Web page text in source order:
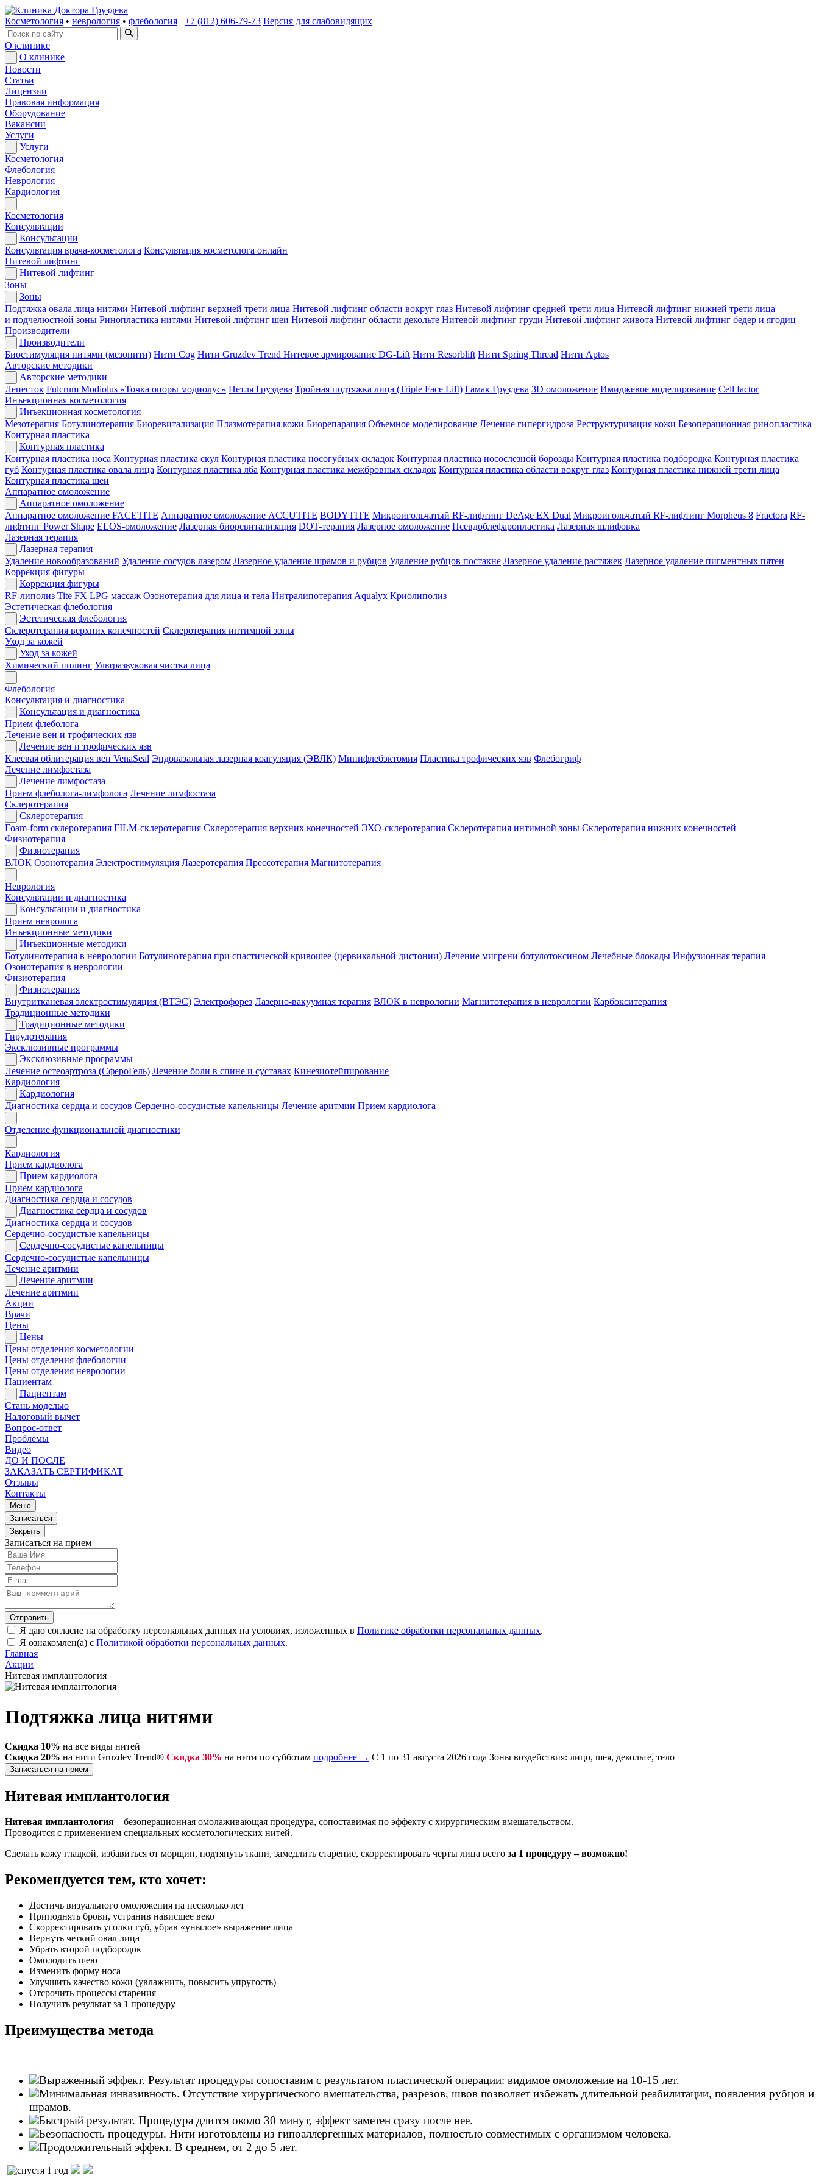
Косметология • неврология • флебология +7 (812) 606-79-73 Версия для слабовидящих
О клинике
О клинике
Новости
Статьи
Лицензии
Правовая информация
Оборудование
Вакансии
Услуги
Услуги
Косметология
Флебология
Неврология
Кардиология
Косметология
Консультации
Консультации
Консультация врача-косметолога Консультация косметолога онлайн
Нитевой лифтинг
Нитевой лифтинг
Зоны
Зоны
Подтяжка овала лица нитями Нитевой лифтинг верхней трети лица Нитевой лифтинг области вокруг глаз Нитевой лифтинг средней трети лица Нитевой лифтинг нижней трети лица
и подчелюстной зоны Ринопластика нитями Нитевой лифтинг шеи Нитевой лифтинг области декольте Нитевой лифтинг груди Нитевой лифтинг живота Нитевой лифтинг бедер и ягодиц
Производители
Производители
Биостимуляция нитями (мезонити) Нити Cog Нити Gruzdev Trend Нитевое армирование DG-Lift Нити Resorblift Нити Spring Thread Нити Aptos
Авторские методики
Авторские методики
Лепесток Fulcrum Modiolus «Точка опоры модиолус» Петля Груздева Тройная подтяжка лица (Triple Face Lift) Гамак Груздева 3D омоложение Имиджевое моделирование Cell factor
Инъекционная косметология
Инъекционная косметология
Мезотерапия Ботулинотерапия Биоревитализация Плазмотерапия кожи Биорепарация Объемное моделирование Лечение гипергидроза Реструктуризация кожи Безоперационная ринопластика
Контурная пластика
Контурная пластика
Контурная пластика носа Контурная пластика скул Контурная пластика носогубных складок Контурная пластика носослезной борозды Контурная пластика подбородка Контурная пластика
губ Контурная пластика овала лица Контурная пластика лба Контурная пластика межбровных складок Контурная пластика области вокруг глаз Контурная пластика нижней трети лица
Контурная пластика шеи
Аппаратное омоложение
Аппаратное омоложение
Аппаратное омоложение FACETITE Аппаратное омоложение ACCUTITE BODYTITE Микроигольчатый RF-лифтинг DeAge EX Dual Микроигольчатый RF-лифтинг Morpheus 8 Fractora RF-
лифтинг Power Shape ELOS-омоложение Лазерная биоревитализация DOT-терапия Лазерное омоложение Псевдоблефаропластика Лазерная шлифовка
Лазерная терапия
Лазерная терапия
Удаление новообразований Удаление сосудов лазером Лазерное удаление шрамов и рубцов Удаление рубцов постакне Лазерное удаление растяжек Лазерное удаление пигментных пятен
Коррекция фигуры
Коррекция фигуры
RF-липолиз Tite FX LPG массаж Озонотерапия для лица и тела Интралипотерапия Aqualyx Криолиполиз
Эстетическая флебология
Эстетическая флебология
Склеротерапия верхних конечностей Склеротерапия интимной зоны
Уход за кожей
Уход за кожей
Химический пилинг Ультразвуковая чистка лица
Флебология
Консультация и диагностика
Консультация и диагностика
Прием флеболога
Лечение вен и трофических язв
Лечение вен и трофических язв
Клеевая облитерация вен VenaSeal Эндовазальная лазерная коагуляция (ЭВЛК) Минифлебэктомия Пластика трофических язв Флебогриф
Лечение лимфостаза
Лечение лимфостаза
Прием флеболога-лимфолога Лечение лимфостаза
Склеротерапия
Склеротерапия
Foam-form склеротерапия FILM-склеротерапия Склеротерапия верхних конечностей ЭХО-склеротерапия Склеротерапия интимной зоны Склеротерапия нижних конечностей
Физиотерапия
Физиотерапия
ВЛОК Озонотерапия Электростимуляция Лазеротерапия Прессотерапия Магнитотерапия
Неврология
Консультации и диагностика
Консультации и диагностика
Прием невролога
Инъекционные методики
Инъекционные методики
Ботулинотерапия в неврологии Ботулинотерапия при спастической кривошее (цервикальной дистонии) Лечение мигрени ботулотоксином Лечебные блокады Инфузионная терапия
Озонотерапия в неврологии
Физиотерапия
Физиотерапия
Внутритканевая электростимуляция (ВТЭС) Электрофорез Лазерно-вакуумная терапия ВЛОК в неврологии Магнитотерапия в неврологии Карбокситерапия
Традиционные методики
Традиционные методики
Гирудотерапия
Эксклюзивные программы
Эксклюзивные программы
Лечение остеоартроза (СфероГель) Лечение боли в спине и суставах Кинезиотейпирование
Кардиология
Кардиология
Диагностика сердца и сосудов Сердечно-сосудистые капельницы Лечение аритмии Прием кардиолога
Отделение функциональной диагностики
Кардиология
Прием кардиолога
Прием кардиолога
Прием кардиолога
Диагностика сердца и сосудов
Диагностика сердца и сосудов
Диагностика сердца и сосудов
Сердечно-сосудистые капельницы
Сердечно-сосудистые капельницы
Сердечно-сосудистые капельницы
Лечение аритмии
Лечение аритмии
Лечение аритмии
Акции
Врачи
Цены
Цены
Цены отделения косметологии
Цены отделения флебологии
Цены отделения неврологии
Пациентам
Пациентам
Стань моделью
Налоговый вычет
Вопрос-ответ
Проблемы
Видео
ДО И ПОСЛЕ
ЗАКАЗАТЬ СЕРТИФИКАТ
Отзывы
Контакты
Меню
Записаться
Закрыть
Записаться на прием
Отправить
Я даю согласие на обработку персональных данных на условиях, изложенных в Политике обработки персональных данных.
Я ознакомлен(а) с Политикой обработки персональных данных.
Главная
Акции
Нитевая имплантология
Подтяжка лица нитями
Скидка 10% на все виды нитей
Скидка 20% на нити Gruzdev Trend® Скидка 30% на нити по субботам подробнее → С 1 по 31 августа 2026 года Зоны воздействия: лицо, шея, декольте, тело
Записаться на прием
Нитевая имплантология
Нитевая имплантология – безоперационная омолаживающая процедура, сопоставимая по эффекту с хирургическим вмешательством.
Проводится с применением специальных косметологических нитей.
Сделать кожу гладкой, избавиться от морщин, подтянуть ткани, замедлить старение, скорректировать черты лица всего за 1 процедуру – возможно!
Рекомендуется тем, кто хочет:
Достичь визуального омоложения на несколько лет
Приподнять брови, устранив нависшее веко
Скорректировать уголки губ, убрав «унылое» выражение лица
Вернуть четкий овал лица
Убрать второй подбородок
Омолодить шею
Изменить форму носа
Улучшить качество кожи (увлажнить, повысить упругость)
Отсрочить процессы старения
Получить результат за 1 процедуру
Преимущества метода
Выраженный эффект. Результат процедуры сопоставим с результатом пластической операции: видимое омоложение на 10-15 лет.
Минимальная инвазивность. Отсутствие хирургического вмешательства, разрезов, швов позволяет избежать длительной реабилитации, появления рубцов и
шрамов.
Быстрый результат. Процедура длится около 30 минут, эффект заметен сразу после нее.
Безопасность процедуры. Нити изготовлены из гипоаллергенных материалов, полностью совместимых с организмом человека.
Продолжительный эффект. В среднем, от 2 до 5 лет.